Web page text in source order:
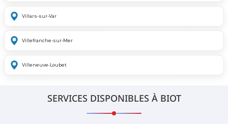
Villars-sur-Var
Villefranche-sur-Mer
Villeneuve-Loubet
SERVICES DISPONIBLES À BIOT